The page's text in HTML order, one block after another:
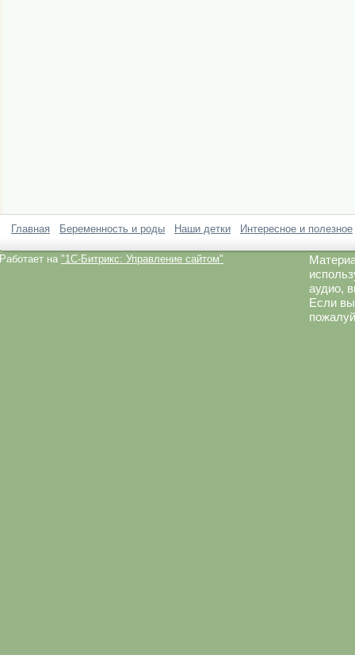
Главная Беременность и роды Наши детки Интересное и полезное
Работает на "1C-Битрикс: Управление сайтом"
аудио,
Если вы